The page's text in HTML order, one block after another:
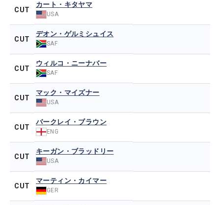
CUT
カート・キタヤマ
USA
CUT
デオン・ゲルミシュイス
SAF
CUT
ウィルコ・ニーナバー
SAF
CUT
マック・マイズナー
USA
CUT
バークレイ・ブラウン
ENG
CUT
キーガン・ブラッドリー
USA
CUT
マーティン・カイマー
GER